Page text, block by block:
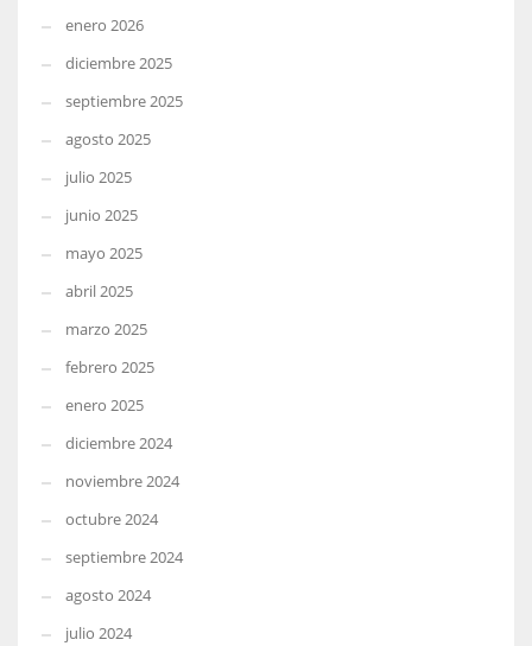
enero 2026
diciembre 2025
septiembre 2025
agosto 2025
julio 2025
junio 2025
mayo 2025
abril 2025
marzo 2025
febrero 2025
enero 2025
diciembre 2024
noviembre 2024
octubre 2024
septiembre 2024
agosto 2024
julio 2024